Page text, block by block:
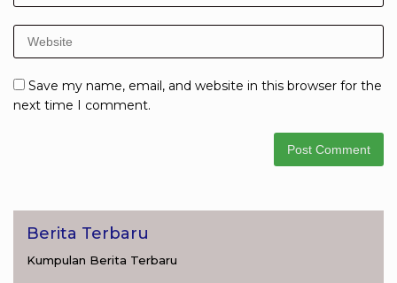
Save my name, email, and website in this browser for the
next time I comment.
Berita Terbaru
Kumpulan Berita Terbaru